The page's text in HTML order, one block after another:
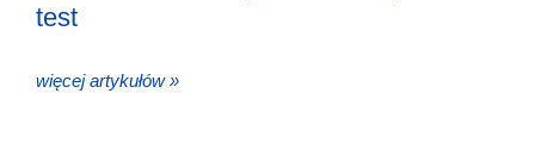
test
więcej artykułów »